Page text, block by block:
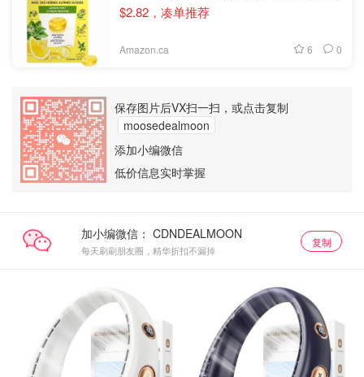
$2.82，凑单推荐
Amazon.ca 6 0
保存图片后VX扫一扫，或点击复制
moosedealmoon
添加小编微信
低价信息实时掌握
加小编微信：
每天刷刷朋友圈，精华折扣不漏掉
复制